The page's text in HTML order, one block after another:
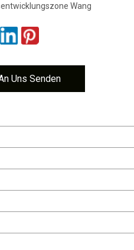
Wang
Uns Senden